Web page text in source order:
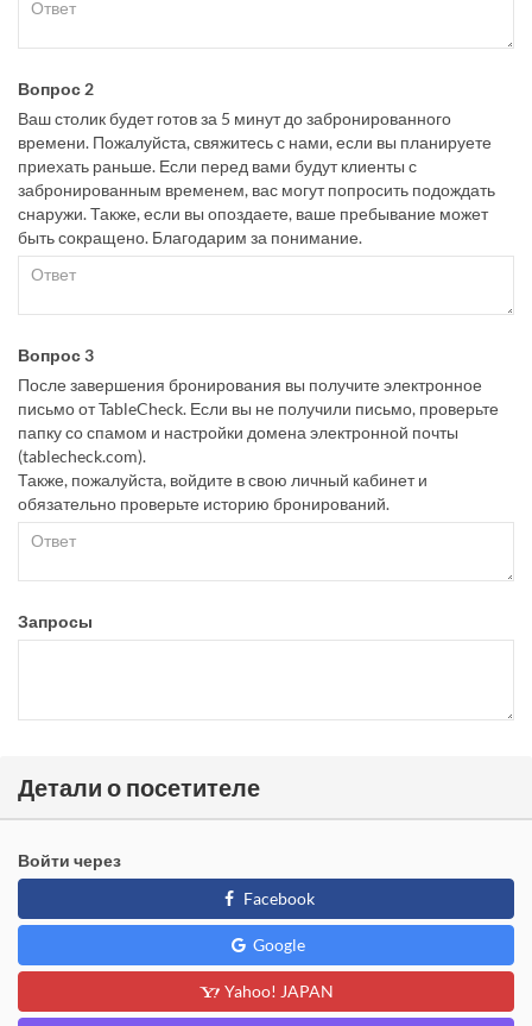
Вопрос 2
Ваш столик будет готов за 5 минут до забронированного
времени. Пожалуйста, свяжитесь с нами, если вы планируете
приехать раньше. Если перед вами будут клиенты с
забронированным временем, вас могут попросить подождать
снаружи. Также, если вы опоздаете, ваше пребывание может
быть сокращено. Благодарим за понимание.
Вопрос 3
После завершения бронирования вы получите электронное
письмо от TableCheck. Если вы не получили письмо, проверьте
папку со спамом и настройки домена электронной почты
(tablecheck.com).
Также, пожалуйста, войдите в свою личный кабинет и
обязательно проверьте историю бронирований.
Запросы
Детали о посетителе
Войти через
Facebook
Google
Yahoo! JAPAN